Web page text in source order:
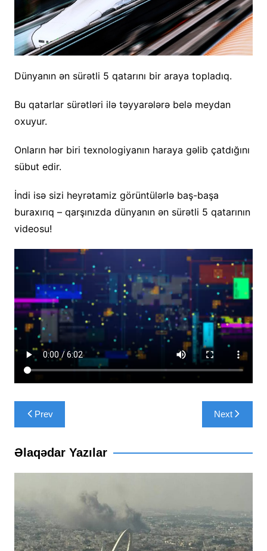
Dünyanın ən sürətli 5 qatarını bir araya topladıq.
Bu qatarlar sürətləri ilə təyyarələrə belə meydan
oxuyur.
Onların hər biri texnologiyanın haraya gəlib çatdığını
sübut edir.
İndi isə sizi heyrətamiz görüntülərlə baş-başa
buraxırıq – qarşınızda dünyanın ən sürətli 5 qatarının
videosu!
Yazı
naviqasiyası
Prev Next
Əlaqədar Yazılar